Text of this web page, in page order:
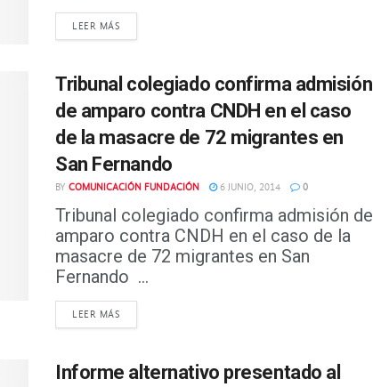
LEER MÁS
Tribunal colegiado confirma admisión
de amparo contra CNDH en el caso
de la masacre de 72 migrantes en
San Fernando
BY COMUNICACIÓN FUNDACIÓN 6 JUNIO, 2014 0
Tribunal colegiado confirma admisión de
amparo contra CNDH en el caso de la
masacre de 72 migrantes en San
Fernando ...
LEER MÁS
Informe alternativo presentado al